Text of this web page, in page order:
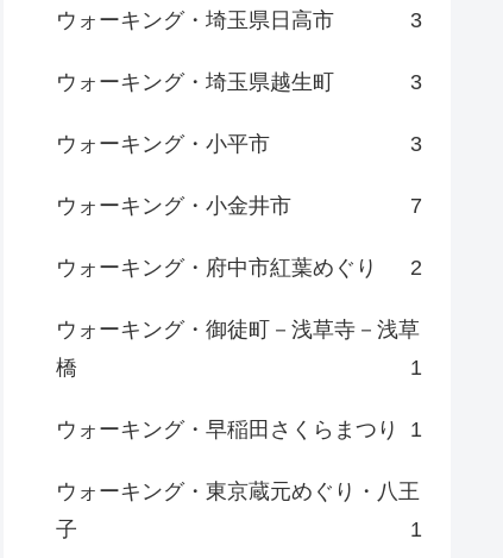
ウォーキング・埼玉県日高市 3
ウォーキング・埼玉県越生町 3
ウォーキング・小平市 3
ウォーキング・小金井市 7
ウォーキング・府中市紅葉めぐり 2
ウォーキング・御徒町－浅草寺－浅草
橋
1
ウォーキング・早稲田さくらまつり 1
ウォーキング・東京蔵元めぐり・八王
子
1